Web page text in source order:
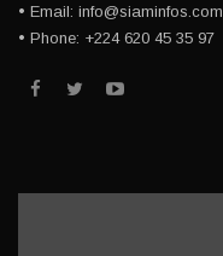
• Email: info@siaminfos.com
• Phone: +224 620 45 35 97